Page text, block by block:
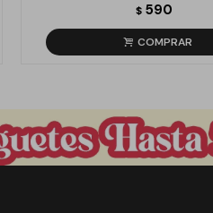
$ 590